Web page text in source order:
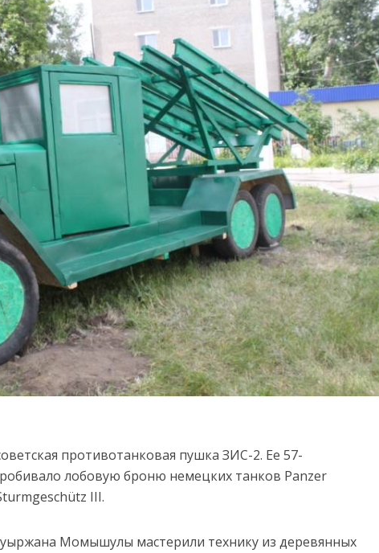
противотанковая пушка ЗИС-2. Ее 57-
лобовую броню немецких танков Panzer
III.
Момышулы мастерили технику из деревянных